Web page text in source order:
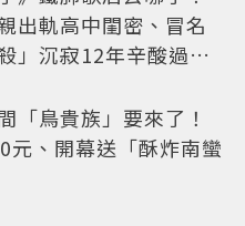
出軌高中閨密、冒名
」沉寂12年辛酸過往
「鳥貴族」要來了！
元、開幕送「酥炸南蠻